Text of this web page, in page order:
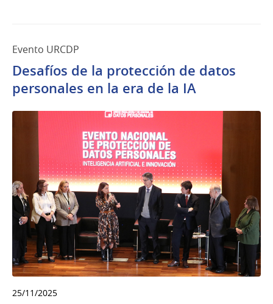
Evento URCDP
Desafíos de la protección de datos
personales en la era de la IA
25/11/2025